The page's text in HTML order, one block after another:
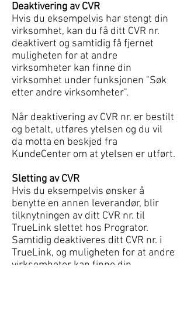
Deaktivering av CVR
Hvis du eksempelvis har stengt din
virksomhet, kan du få ditt CVR nr.
deaktivert og samtidig få fjernet
muligheten for at andre
virksomheter kan finne din
virksomhet under funksjonen "Søk
etter andre virksomheter".
Når deaktivering av CVR nr. er bestilt
og betalt, utføres ytelsen og du vil
da motta en beskjed fra
KundeCenter om at ytelsen er utført.
Sletting av CVR
Hvis du eksempelvis ønsker å
benytte en annen leverandør, blir
tilknytningen av ditt CVR nr. til
TrueLink slettet hos Progrator.
Samtidig deaktiveres ditt CVR nr. i
TrueLink, og muligheten for at andre
virksomheter kan finne din